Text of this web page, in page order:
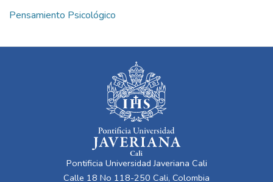
Pensamiento Psicológico
Pontificia Universidad Javeriana Cali
Calle 18 No 118-250 Cali, Colombia